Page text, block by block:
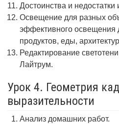
Достоинства и недостатки
Освещение для разных
эффективного освещения
продуктов, еды,
Редактирование
Лайтрум.
Урок 4. Геометрия
выразительности
Анализ домашних работ.